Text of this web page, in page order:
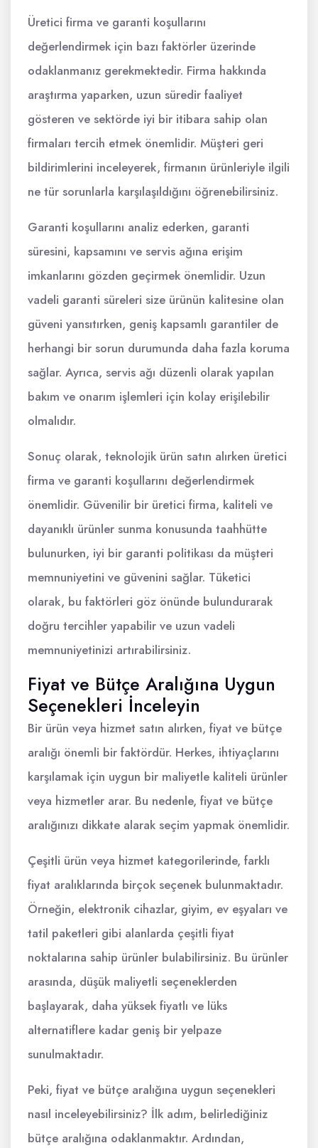
Üretici firma ve garanti koşullarını
değerlendirmek için bazı faktörler üzerinde
odaklanmanız gerekmektedir. Firma hakkında
araştırma yaparken, uzun süredir faaliyet
gösteren ve sektörde iyi bir itibara sahip olan
firmaları tercih etmek önemlidir. Müşteri geri
bildirimlerini inceleyerek, firmanın ürünleriyle ilgili
ne tür sorunlarla karşılaşıldığını öğrenebilirsiniz.
Garanti koşullarını analiz ederken, garanti
süresini, kapsamını ve servis ağına erişim
imkanlarını gözden geçirmek önemlidir. Uzun
vadeli garanti süreleri size ürünün kalitesine olan
güveni yansıtırken, geniş kapsamlı garantiler de
herhangi bir sorun durumunda daha fazla koruma
sağlar. Ayrıca, servis ağı düzenli olarak yapılan
bakım ve onarım işlemleri için kolay erişilebilir
olmalıdır.
Sonuç olarak, teknolojik ürün satın alırken üretici
firma ve garanti koşullarını değerlendirmek
önemlidir. Güvenilir bir üretici firma, kaliteli ve
dayanıklı ürünler sunma konusunda taahhütte
bulunurken, iyi bir garanti politikası da müşteri
memnuniyetini ve güvenini sağlar. Tüketici
olarak, bu faktörleri göz önünde bulundurarak
doğru tercihler yapabilir ve uzun vadeli
memnuniyetinizi artırabilirsiniz.
Fiyat ve Bütçe Aralığına Uygun
Seçenekleri İnceleyin
Bir ürün veya hizmet satın alırken, fiyat ve bütçe
aralığı önemli bir faktördür. Herkes, ihtiyaçlarını
karşılamak için uygun bir maliyetle kaliteli ürünler
veya hizmetler arar. Bu nedenle, fiyat ve bütçe
aralığınızı dikkate alarak seçim yapmak önemlidir.
Çeşitli ürün veya hizmet kategorilerinde, farklı
fiyat aralıklarında birçok seçenek bulunmaktadır.
Örneğin, elektronik cihazlar, giyim, ev eşyaları ve
tatil paketleri gibi alanlarda çeşitli fiyat
noktalarına sahip ürünler bulabilirsiniz. Bu ürünler
arasında, düşük maliyetli seçeneklerden
başlayarak, daha yüksek fiyatlı ve lüks
alternatiflere kadar geniş bir yelpaze
sunulmaktadır.
Peki, fiyat ve bütçe aralığına uygun seçenekleri
nasıl inceleyebilirsiniz? İlk adım, belirlediğiniz
bütçe aralığına odaklanmaktır. Ardından,